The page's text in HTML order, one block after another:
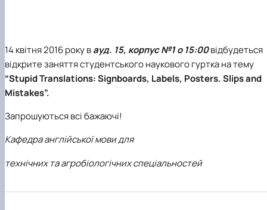
14 квітня 2016 року вауд. 15, корпус №1 о 15:00відбудеться
відкрите заняття студентського наукового гуртка на тему
“StupidTranslations:Signboards, Labels, Posters.Slipsand
Mistakes”.
Запрошуються всі бажаючі!
Кафедра англійської мови для
технічних та агробіологічних спеціальностей